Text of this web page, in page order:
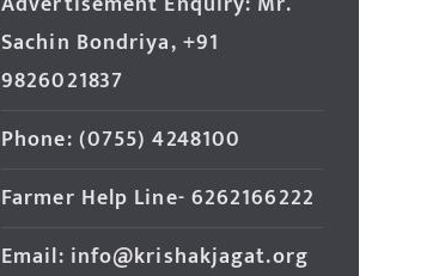
Sachin Bondriya, +91
9826021837
Phone: (0755) 4248100
Farmer Help Line- 6262166222
Email: info@krishakjagat.org